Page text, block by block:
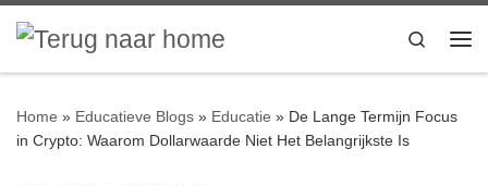
Ga naar inhoud
Search
Home » Educatieve Blogs » Educatie » De Lange Termijn Focus
in Crypto: Waarom Dollarwaarde Niet Het Belangrijkste Is